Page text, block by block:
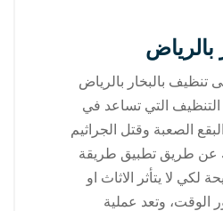
بالرياض
تنظيف بالبخار بالرياض
التي تساعد في
الصعبة وقتل الجراثيم
عن طريق تطبيق طريقة
لا يتأثر الاثاث او
الوقت، وتعد عملية